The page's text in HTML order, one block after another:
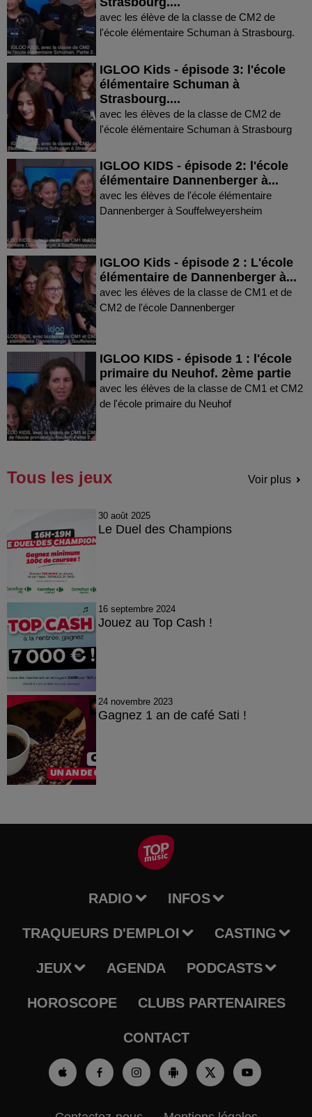
avec les élève de la classe de CM2 de
l'école élémentaire Schuman à Strasbourg.
IGLOO Kids - épisode 3: l'école
élémentaire Schuman à
Strasbourg....
avec les élèves de la classe de CM2 de
l'école élémentaire Schuman à Strasbourg
IGLOO KIDS - épisode 2: l'école
élémentaire Dannenberger à...
avec les élèves de l'école élémentaire
Dannenberger à Souffelweyersheim
IGLOO Kids - épisode 2 : L'école
élémentaire de Dannenberger à...
avec les élèves de la classe de CM1 et de
CM2 de l'école Dannenberger
IGLOO KIDS - épisode 1 : l'école
primaire du Neuhof. 2ème partie
avec les élèves de la classe de CM1 et CM2
de l'école primaire du Neuhof
Tous les jeux Voir plus
30 août 2025
Le Duel des Champions
16 septembre 2024
Jouez au Top Cash !
24 novembre 2023
Gagnez 1 an de café Sati !
RADIO INFOS
TRAQUEURS D'EMPLOI CASTING
JEUX AGENDA PODCASTS
HOROSCOPE CLUBS PARTENAIRES
CONTACT